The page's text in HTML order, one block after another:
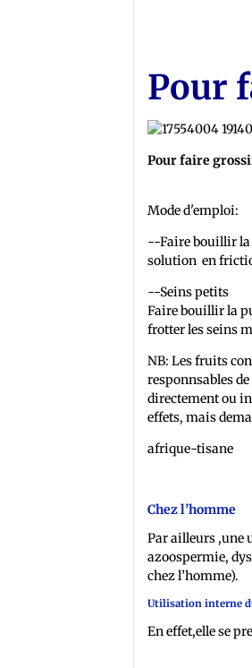
Pour
Pour faire
Mode d'emploi:
--Faire bouillir la
solution en
--Seins petits
Faire bouillir la
frotter les seins
NB: Les fruits
responnsables
directement ou
effets, mais
afrique-tisane
Chez l’homme
Par ailleurs ,une
azoospermie,
chez l’homme).
Utilisation interne
En effet,elle se